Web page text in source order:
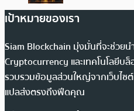
เป้าหมายของเรา
Siam Blockchain มุ่งมั่นที่จะช่วยน
Cryptocurrency และเทคโนโลยีบ
รวบรวมข้อมูลส่วนใหญ่จากเว็บไซต์
แปลส่งตรงถึงฟีดคุณ